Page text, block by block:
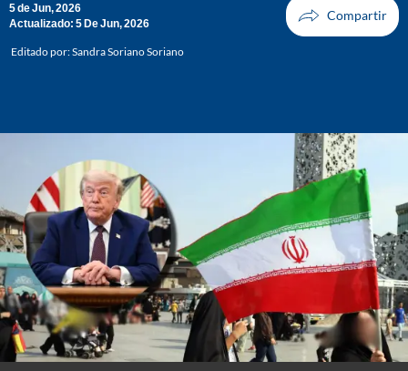
5 de Jun, 2026
Actualizado: 5 De Jun, 2026
Editado por:Sandra Soriano Soriano